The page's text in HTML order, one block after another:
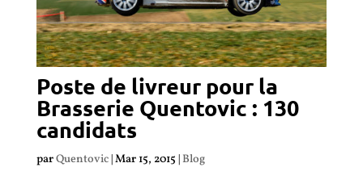
Poste de livreur pour la
Brasserie Quentovic : 130
candidats
parQuentovic| Mar 15, 2015 Blog